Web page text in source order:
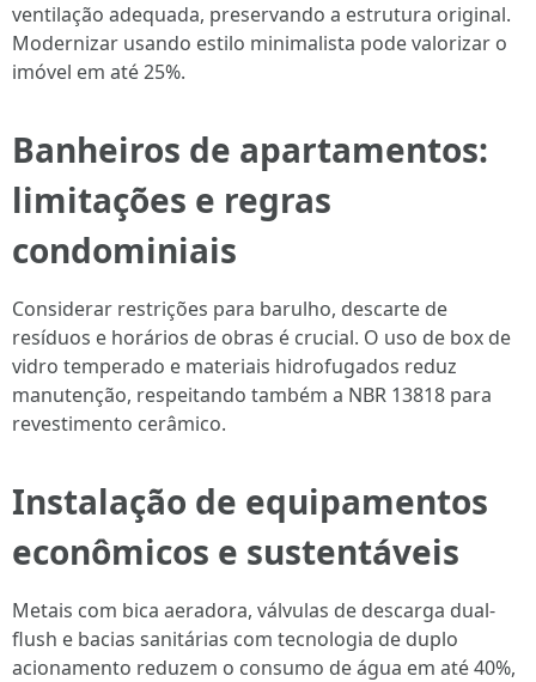
ventilação adequada, preservando a estrutura original.
Modernizar usando estilo minimalista pode valorizar o
imóvel em até 25%.
Banheiros de apartamentos:
limitações e regras
condominiais
Considerar restrições para barulho, descarte de
resíduos e horários de obras é crucial. O uso de box de
vidro temperado e materiais hidrofugados reduz
manutenção, respeitando também a NBR 13818 para
revestimento cerâmico.
Instalação de equipamentos
econômicos e sustentáveis
Metais com bica aeradora, válvulas de descarga dual-
flush e bacias sanitárias com tecnologia de duplo
acionamento reduzem o consumo de água em até 40%,